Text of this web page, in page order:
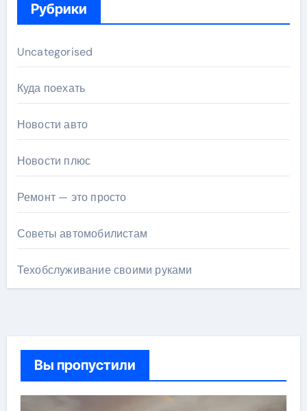
Рубрики
Uncategorised
Куда поехать
Новости авто
Новости плюс
Ремонт — это просто
Советы автомобилистам
Техобслуживание своими руками
Вы пропустили